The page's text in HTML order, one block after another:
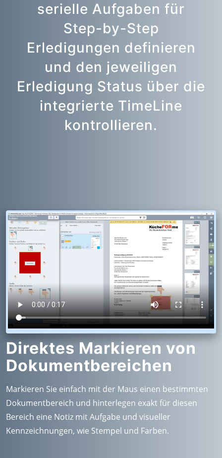
serielle Aufgaben für
Step-by-Step
Erledigungen definieren
und den jeweiligen
Erledigung Status über die
integrierte TimeLine
kontrollieren.
Direktes Markieren von
Dokumentbereichen
Markieren Sie einfach mit der Maus einen bestimmten
Dokumentbereich und hinterlegen exakt für diesen
Bereich eine Notiz mit Aufgabe und visueller
Kennzeichnungen, wie Stempel und Farben.